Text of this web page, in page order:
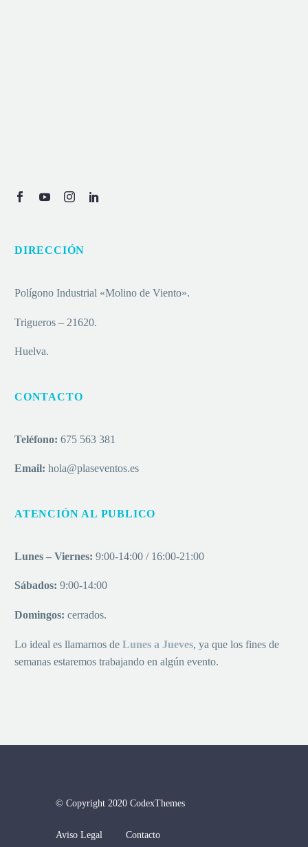
DIRECCIÓN
Polígono Industrial «Molino de Viento».
Trigueros – 21620.
Huelva.
CONTACTO
Teléfono: 675 563 381
Email: hola@plaseventos.es
ATENCIÓN AL PUBLICO
Lunes – Viernes: 9:00-14:00 / 16:00-21:00
Sábados: 9:00-14:00
Domingos: cerrados.
Lo ideal es llamarnos de Lunes a Jueves, ya que los fines de
semanas estaremos trabajando en algún evento.
© Copyright 2020 CodexThemes
Aviso Legal Contacto